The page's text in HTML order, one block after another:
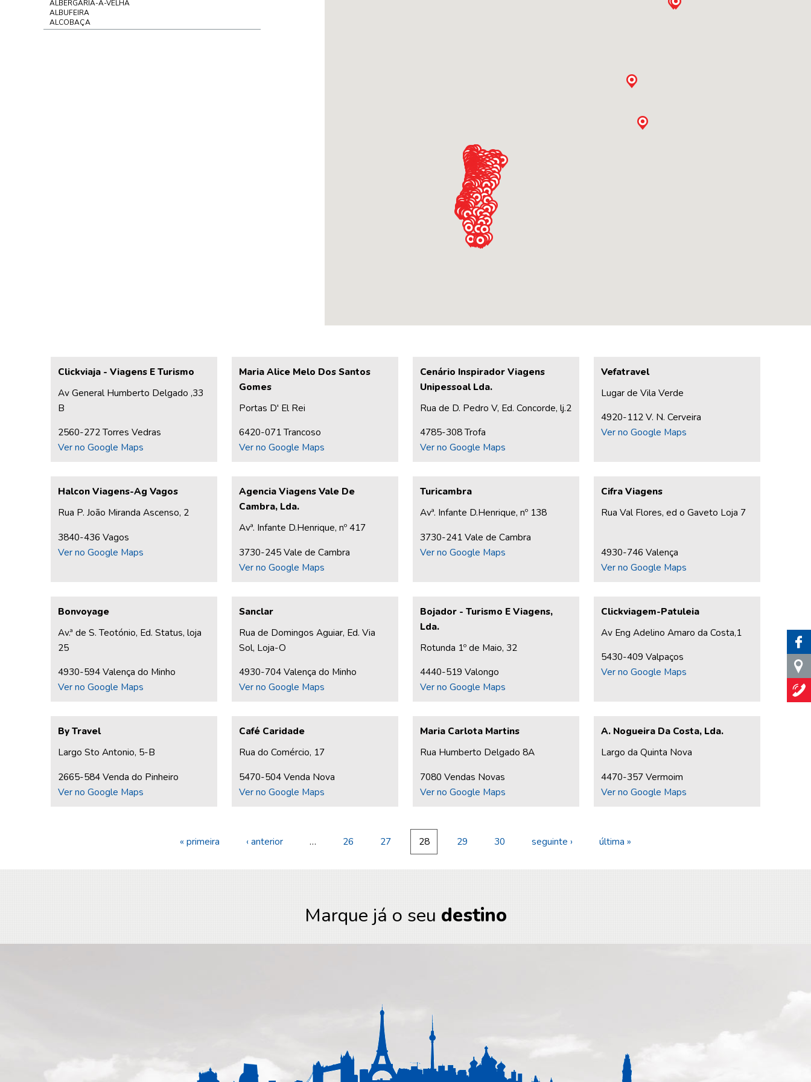
Clickviaja - Viagens E Turismo
Av General Humberto Delgado ,33
B
2560-272 Torres Vedras
Ver no Google Maps
Maria Alice Melo Dos Santos
Gomes
Portas D' El Rei
6420-071 Trancoso
Ver no Google Maps
Cenário Inspirador Viagens
Unipessoal Lda.
Rua de D. Pedro V, Ed. Concorde, lj.2
4785-308 Trofa
Ver no Google Maps
Vefatravel
Lugar de Vila Verde
4920-112 V. N. Cerveira
Ver no Google Maps
Halcon Viagens-Ag Vagos
Rua P. João Miranda Ascenso, 2
3840-436 Vagos
Ver no Google Maps
Agencia Viagens Vale De
Cambra, Lda.
Avª. Infante D.Henrique, nº 417
3730-245 Vale de Cambra
Ver no Google Maps
Turicambra
Avª. Infante D.Henrique, nº 138
3730-241 Vale de Cambra
Ver no Google Maps
Cifra Viagens
Rua Val Flores, ed o Gaveto Loja 7
4930-746 Valença
Ver no Google Maps
Bonvoyage
Av.ª de S. Teotónio, Ed. Status, loja
25
4930-594 Valença do Minho
Ver no Google Maps
Sanclar
Rua de Domingos Aguiar, Ed. Via
Sol, Loja-O
4930-704 Valença do Minho
Ver no Google Maps
Bojador - Turismo E Viagens,
Lda.
Rotunda 1º de Maio, 32
4440-519 Valongo
Ver no Google Maps
Clickviagem-Patuleia
Av Eng Adelino Amaro da Costa,1
5430-409 Valpaços
Ver no Google Maps
By Travel
Largo Sto Antonio, 5-B
2665-584 Venda do Pinheiro
Ver no Google Maps
Café Caridade
Rua do Comércio, 17
5470-504 Venda Nova
Ver no Google Maps
Maria Carlota Martins
Rua Humberto Delgado 8A
7080 Vendas Novas
Ver no Google Maps
A. Nogueira Da Costa, Lda.
Largo da Quinta Nova
4470-357 Vermoim
Ver no Google Maps
« primeira ‹ anterior … 26 27 28 29 30 seguinte › última »
Marque já o seu destino